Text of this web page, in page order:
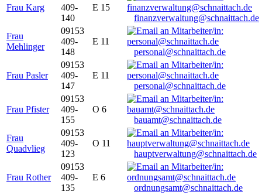
Frau Karg
409-
140
E 15
finanzverwaltung@schnaittach.de
Frau
Mehlinger
09153
409-
148
E 11
personal@schnaittach.de
Frau Pasler
09153
409-
147
E 11
personal@schnaittach.de
Frau Pfister
09153
409-
155
O 6
bauamt@schnaittach.de
Frau
Quadvlieg
09153
409-
123
O 11
hauptverwaltung@schnaittach.de
Frau Rother
09153
409-
135
E 6
ordnungsamt@schnaittach.de